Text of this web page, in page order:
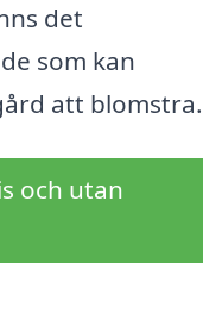
det
som kan
att blomstra.
och utan